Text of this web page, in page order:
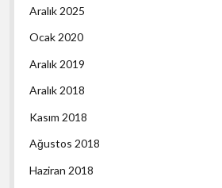
Aralık 2025
Ocak 2020
Aralık 2019
Aralık 2018
Kasım 2018
Ağustos 2018
Haziran 2018